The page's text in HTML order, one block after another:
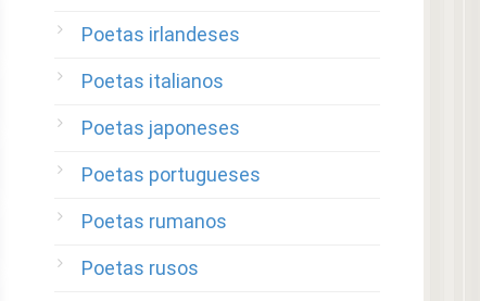
Poetas irlandeses
Poetas italianos
Poetas japoneses
Poetas portugueses
Poetas rumanos
Poetas rusos